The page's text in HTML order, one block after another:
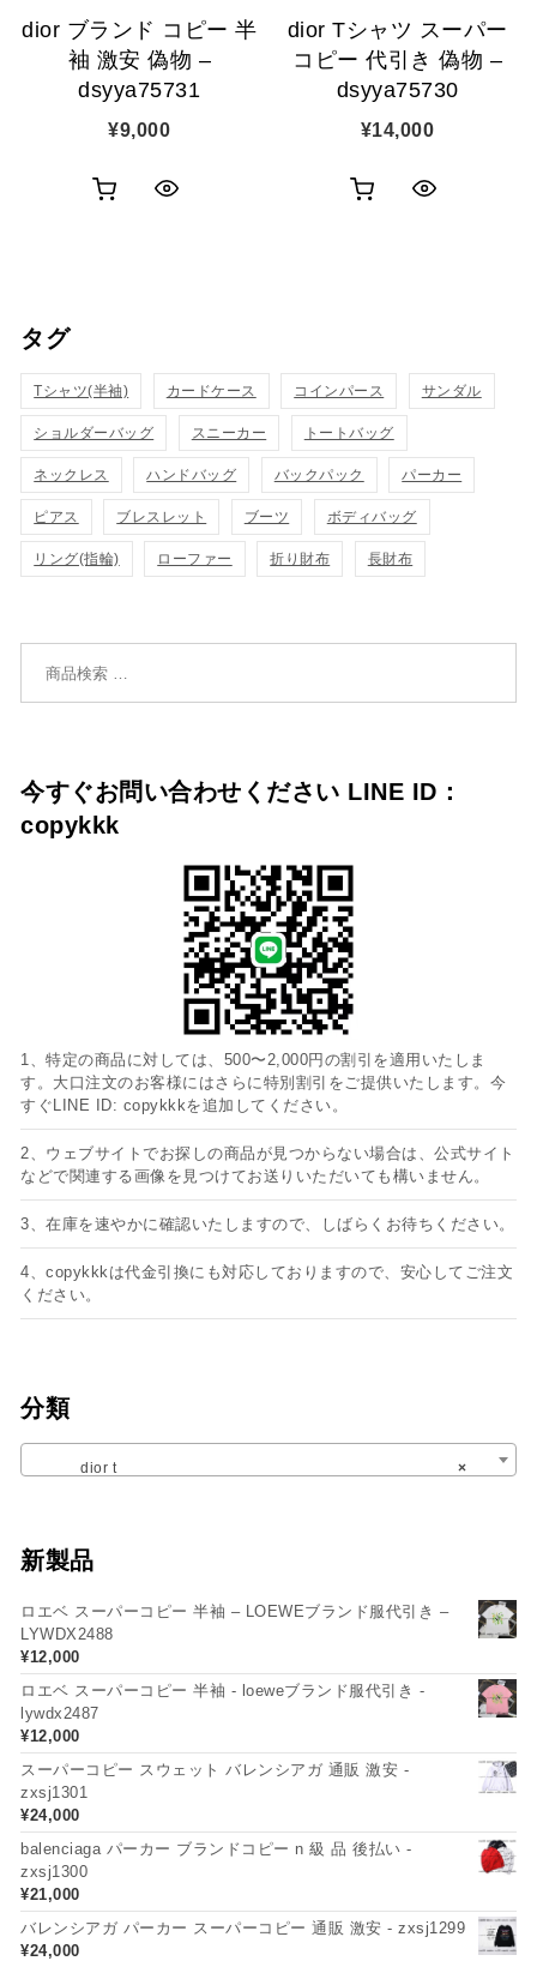
dior ブランド コピー 半
袖 激安 偽物 –
dsyya75731
¥9,000
dior Tシャツ スーパー
コピー 代引き 偽物 –
dsyya75730
¥14,000
タグ
Tシャツ(半袖) カードケース コインパース サンダル
ショルダーバッグ スニーカー トートバッグ
ネックレス ハンドバッグ バックパック パーカー
ピアス ブレスレット ブーツ ボディバッグ
リング(指輪) ローファー 折り財布 長財布
今すぐお問い合わせください LINE ID：
copykkk
1、特定の商品に対しては、500〜2,000円の割引を適用いたしま
す。大口注文のお客様にはさらに特別割引をご提供いたします。今
すぐLINE ID: copykkkを追加してください。
2、ウェブサイトでお探しの商品が見つからない場合は、公式サイト
などで関連する画像を見つけてお送りいただいても構いません。
3、在庫を速やかに確認いたしますので、しばらくお待ちください。
4、copykkkは代金引換にも対応しておりますので、安心してご注文
ください。
分類
×
dior t
新製品
ロエベ スーパーコピー 半袖 – LOEWEブランド服代引き –
LYWDX2488
¥12,000
ロエベ スーパーコピー 半袖 - loeweブランド服代引き -
lywdx2487
¥12,000
スーパーコピー スウェット バレンシアガ 通販 激安 -
zxsj1301
¥24,000
balenciaga パーカー ブランドコピー n 級 品 後払い -
zxsj1300
¥21,000
バレンシアガ パーカー スーパーコピー 通販 激安 - zxsj1299
¥24,000